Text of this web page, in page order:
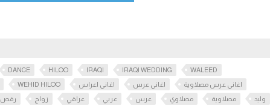
DANCE HILOO IRAQI IRAQI WEDDING
WALEED
WEHID HILOO اغاني اعراس اغاني عرس
اغاني عرس مصلاوية
رقص زواج عراقي عربي عرس مصلاوي مصلاوية
وليد